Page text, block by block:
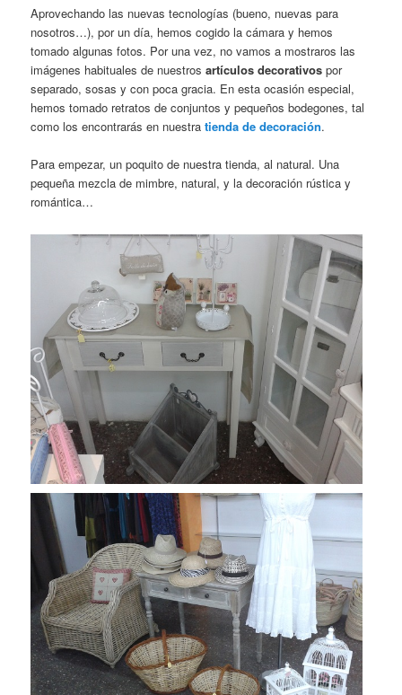
Aprovechando las nuevas tecnologías (bueno, nuevas para
nosotros…), por un día, hemos cogido la cámara y hemos
tomado algunas fotos. Por una vez, no vamos a mostraros las
imágenes habituales de nuestrosartículos decorativos por
separado, sosas y con poca gracia. En esta ocasión especial,
hemos tomado retratos de conjuntos y pequeños bodegones, tal
como los encontrarás en nuestratienda de decoración.
Para empezar, un poquito de nuestra tienda, al natural. Una
pequeña mezcla de mimbre, natural, y la decoración rústica y
romántica…